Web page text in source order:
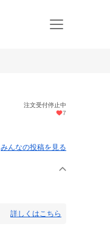
注文受付停止中
7
みんなの投稿を見る
詳しくはこちら